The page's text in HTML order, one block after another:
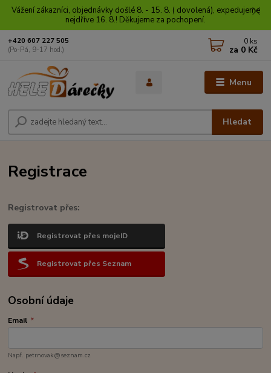
Vážení zákazníci, objednávky došlé 8. - 15. 8. ( dovolená), expedujeme
nejdříve 16. 8.! Děkujeme za pochopení.
Menu
Hledat
+420 607 227 505
(Po-Pá, 9-17 hod.)
0 ks
za 0 Kč
Registrace
Registrovat přes:
Registrovat přes mojeID
Registrovat přes Seznam
Osobní údaje
Email *
Např. petrnovak@seznam.cz